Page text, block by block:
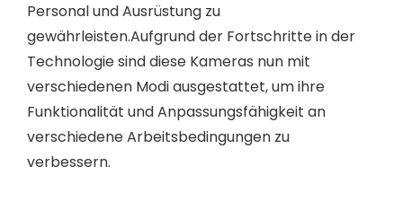
Personal und Ausrüstung zu
gewährleisten.Aufgrund der Fortschritte in der
Technologie sind diese Kameras nun mit
verschiedenen Modi ausgestattet, um ihre
Funktionalität und Anpassungsfähigkeit an
verschiedene Arbeitsbedingungen zu
verbessern.